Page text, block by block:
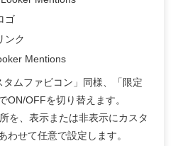
ゴ
ンク
Mentions
タムファビコン」同様、「限定
ON/OFFを切り替えます。
を、表示または非表示にカスタ
わせて任意で設定します。